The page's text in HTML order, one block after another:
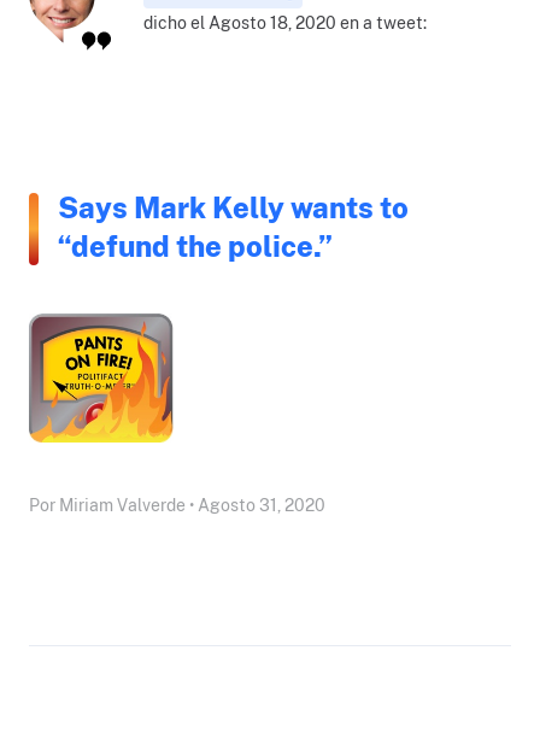
dicho el Agosto 18, 2020 en a tweet:
Says Mark Kelly wants to
“defund the police.”
Por Miriam Valverde • Agosto 31, 2020